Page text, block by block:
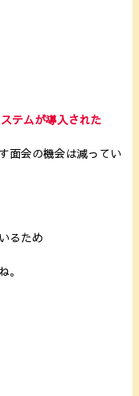
テムが導入された
面会の機会は減ってい
るため
。